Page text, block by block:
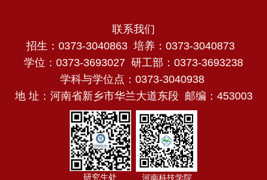
联系我们
招生：0373-3040863 培养：0373-3040873
学位：0373-3693027 研工部：0373-3693238
学科与学位点：0373-3040938
地 址：河南省新乡市华兰大道东段 邮编：453003
研究生处 河南科技学院